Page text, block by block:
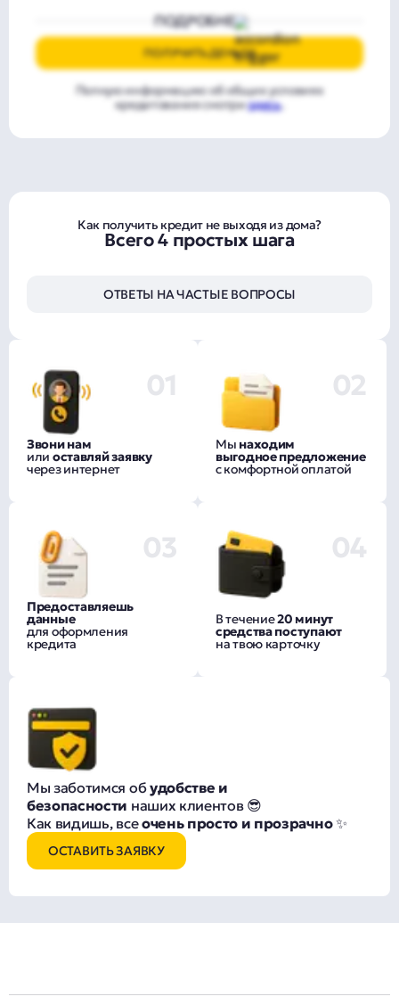
ПОДРОБНЕЕ
ПОЛУЧИТЬ ДЕНЬГИ
Полную информацию об общих условиях
кредитования смотриздесь.
Как получить кредит не выходя из дома?
Всего 4 простых шага
ОТВЕТЫ НА ЧАСТЫЕ ВОПРОСЫ
01
Звони нам
или оставляй заявку
через интернет
02
Мы находим
выгодное предложение
с комфортной оплатой
03
Предоставляешь
данные
для оформления
кредита
04
В течение20 минут
средства поступают
на твою карточку
Мы заботимся обудобстве и
безопасности наших клиентов 😎
Как видишь, всеочень просто и прозрачно✨
ОСТАВИТЬ ЗАЯВКУ